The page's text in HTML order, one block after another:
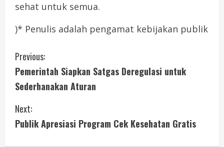
sehat untuk semua.
)* Penulis adalah pengamat kebijakan publik
C
o
n
t
i
Previous:
Pemerintah Siapkan Satgas Deregulasi untuk
Sederhanakan Aturan
Next:
Publik Apresiasi Program Cek Kesehatan Gratis